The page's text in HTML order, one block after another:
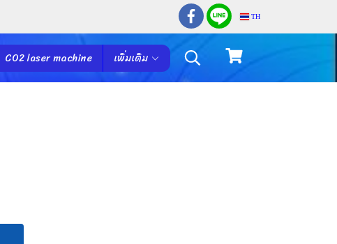
TH
CO2 laser machine เพิ่มเติม